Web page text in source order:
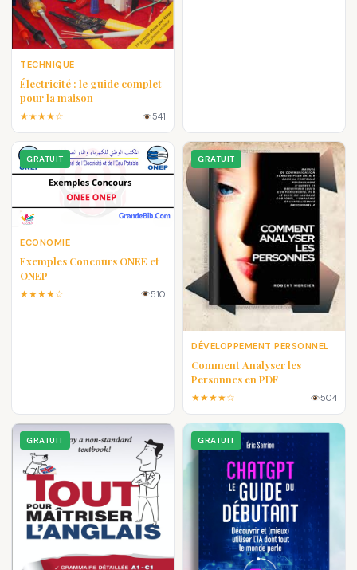
TECHNIQUE
Électricité : le guide complet
pour la maison
★★★★☆ 541
GRATUIT
ECONOMIE
Exemples Concours ONEE et
ONEP
★★★★☆ 510
GRATUIT
DÉVELOPPEMENT PERSONNEL
Comment Analyser les
Personnes en PDF
★★★★☆ 504
GRATUIT GRATUIT